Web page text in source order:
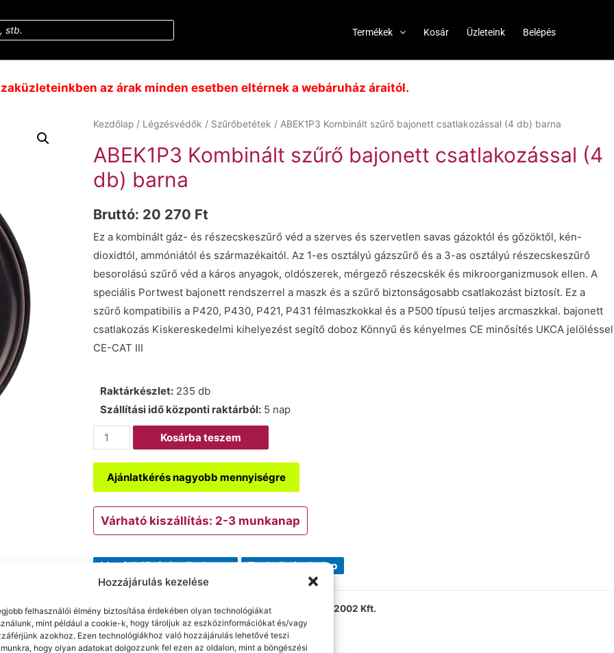
Hozzájárulás kezelése
felhasználói élmény biztosítása érdekében olyan technológiákat
mint például a cookie-k, hogy tároljuk az eszközinformációkat és/vagy
azokhoz. Ezen technológiákhoz való hozzájárulás lehetővé teszi
hogy olyan adatokat dolgozzunk fel ezen az oldalon, mint a böngészési
Termékek Kosár Üzleteink Belépés
az árak minden esetben eltérnek a webáruház áraitól.
Kezdőlap/ Légzésvédők / Szűrőbetétek / ABEK1P3 Kombinált szűrő bajonett csatlakozással (4 db) barna
ABEK1P3 Kombinált szűrő bajonett csatlakozással (4
db) barna
Bruttó: 20 270 Ft
Ez a kombinált gáz- és részecskeszűrő véd a szerves és szervetlen savas gázoktól és gőzöktől, kén-
dioxidtól, ammóniától és származékaitól. Az 1-es osztályú gázszűrő és a 3-as osztályú részecskeszűrő
besorolású szűrő véd a káros anyagok, oldószerek, mérgező részecskék és mikroorganizmusok ellen. A
speciális Portwest bajonett rendszerrel a maszk és a szűrő biztonságosabb csatlakozást biztosít. Ez a
szűrő kompatibilis a P420, P430, P421, P431 félmaszkokkal és a P500 típusú teljes arcmaszkkal. bajonett
csatlakozás Kiskereskedelmi kihelyezést segítő doboz Könnyű és kényelmes CE minősítés UKCA jelöléssel
CE-CAT III
Raktárkészlet:235 db
Szállítási idő központi raktárból:5 nap
Kosárba teszem
Ajánlatkérés nagyobb mennyiségre
Várható kiszállítás: 2-3 munkanap
Megfelelőségi nyilatkozat Technikai adatlap
A termék forgalmazója: Gerta Munkavédelem - Gerta 2002 Kft.
Cikkszám:P971BRR
Kategóriák:
Légzésvédők , Szűrőbetétek